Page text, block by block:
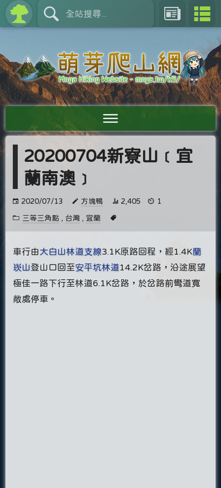
20200704新寮山﹝宜
蘭南澳﹞
2020/07/13 方塊鴨 2,405 1
三等三角點 , 台灣 , 宜蘭
車行由大白山林道支線3.1K原路回程，經1.4K蘭
崁山登山口回至安平坑林道14.2K岔路，沿途展望
極佳一路下行至林道6.1K岔路，於岔路前彎道寬
敞處停車。